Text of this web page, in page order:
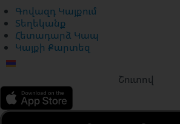
Գովազդ Կայքում
Տեղեկանք
Հետադարձ Կապ
Կայքի Քարտեզ
Շուտով